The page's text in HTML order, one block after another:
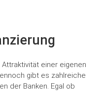
einer eigenen
gibt es zahlreiche
der Banken. Egal ob